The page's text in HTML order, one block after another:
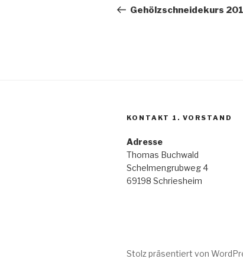
Beitrag
Gehölzschneidekurs
KONTAKT 1. VORSTAND
Adresse
Thomas Buchwald
Schelmengrubweg 4
69198 Schriesheim
Stolz präsentiert von